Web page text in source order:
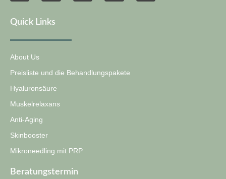
Quick Links
About Us
Preisliste und die Behandlungspakete
Hyaluronsäure
Muskelrelaxans
Anti-Aging
Skinbooster
Mikroneedling mit PRP
Beratungstermin